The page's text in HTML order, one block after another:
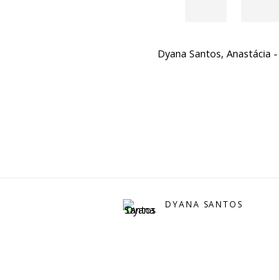
Dyana Santos, Anastácia
DYANA SANTOS